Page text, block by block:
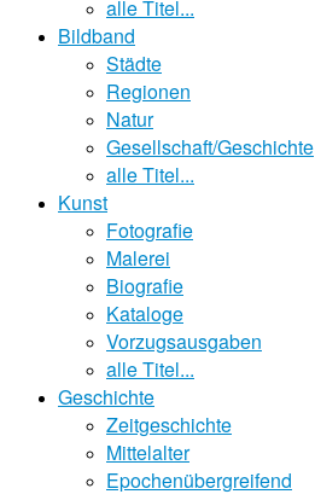
alle Titel...
Bildband
Städte
Regionen
Natur
Gesellschaft/Geschichte
alle Titel...
Kunst
Fotografie
Malerei
Biografie
Kataloge
Vorzugsausgaben
alle Titel...
Geschichte
Zeitgeschichte
Mittelalter
Epochenübergreifend